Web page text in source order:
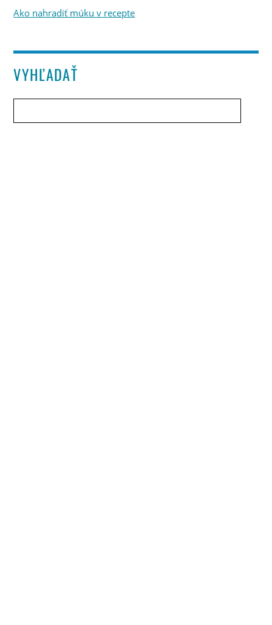
Ako nahradiť múku v recepte
VYHĽADAŤ